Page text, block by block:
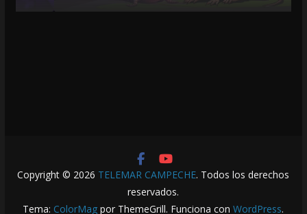
Copyright © 2026 TELEMAR CAMPECHE. Todos los derechos
reservados.
Tema: ColorMag por ThemeGrill. Funciona conWordPress.